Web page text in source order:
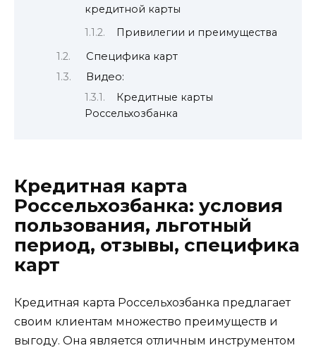
кредитной карты
Привилегии и преимущества
Специфика карт
Видео:
Кредитные карты
Россельхозбанка
Кредитная карта
Россельхозбанка: условия
пользования, льготный
период, отзывы, специфика
карт
Кредитная карта Россельхозбанка предлагает
своим клиентам множество преимуществ и
выгоду. Она является отличным инструментом